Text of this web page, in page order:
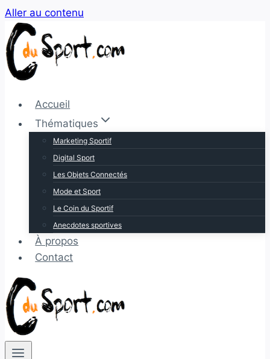
Aller au contenu
Accueil
Thématiques
Marketing Sportif
Digital Sport
Les Objets Connectés
Mode et Sport
Le Coin du Sportif
Anecdotes sportives
À propos
Contact